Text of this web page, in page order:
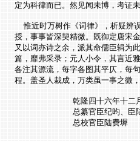
定为科律而已。然见闻未博，考证
惟近时万树作《词律》，析疑辨
授，事事皆深契精微。既御定唐宋
又以词亦诗之余，派其命儒臣辑为
篇，靡弗采录；元人小令，其言近
各注其源流，每字各图其平仄，每
程。盖圣人裁成，万类虽一事之微
乾隆四十六年十二
总纂官臣纪昀、臣
总校官臣陆费墀